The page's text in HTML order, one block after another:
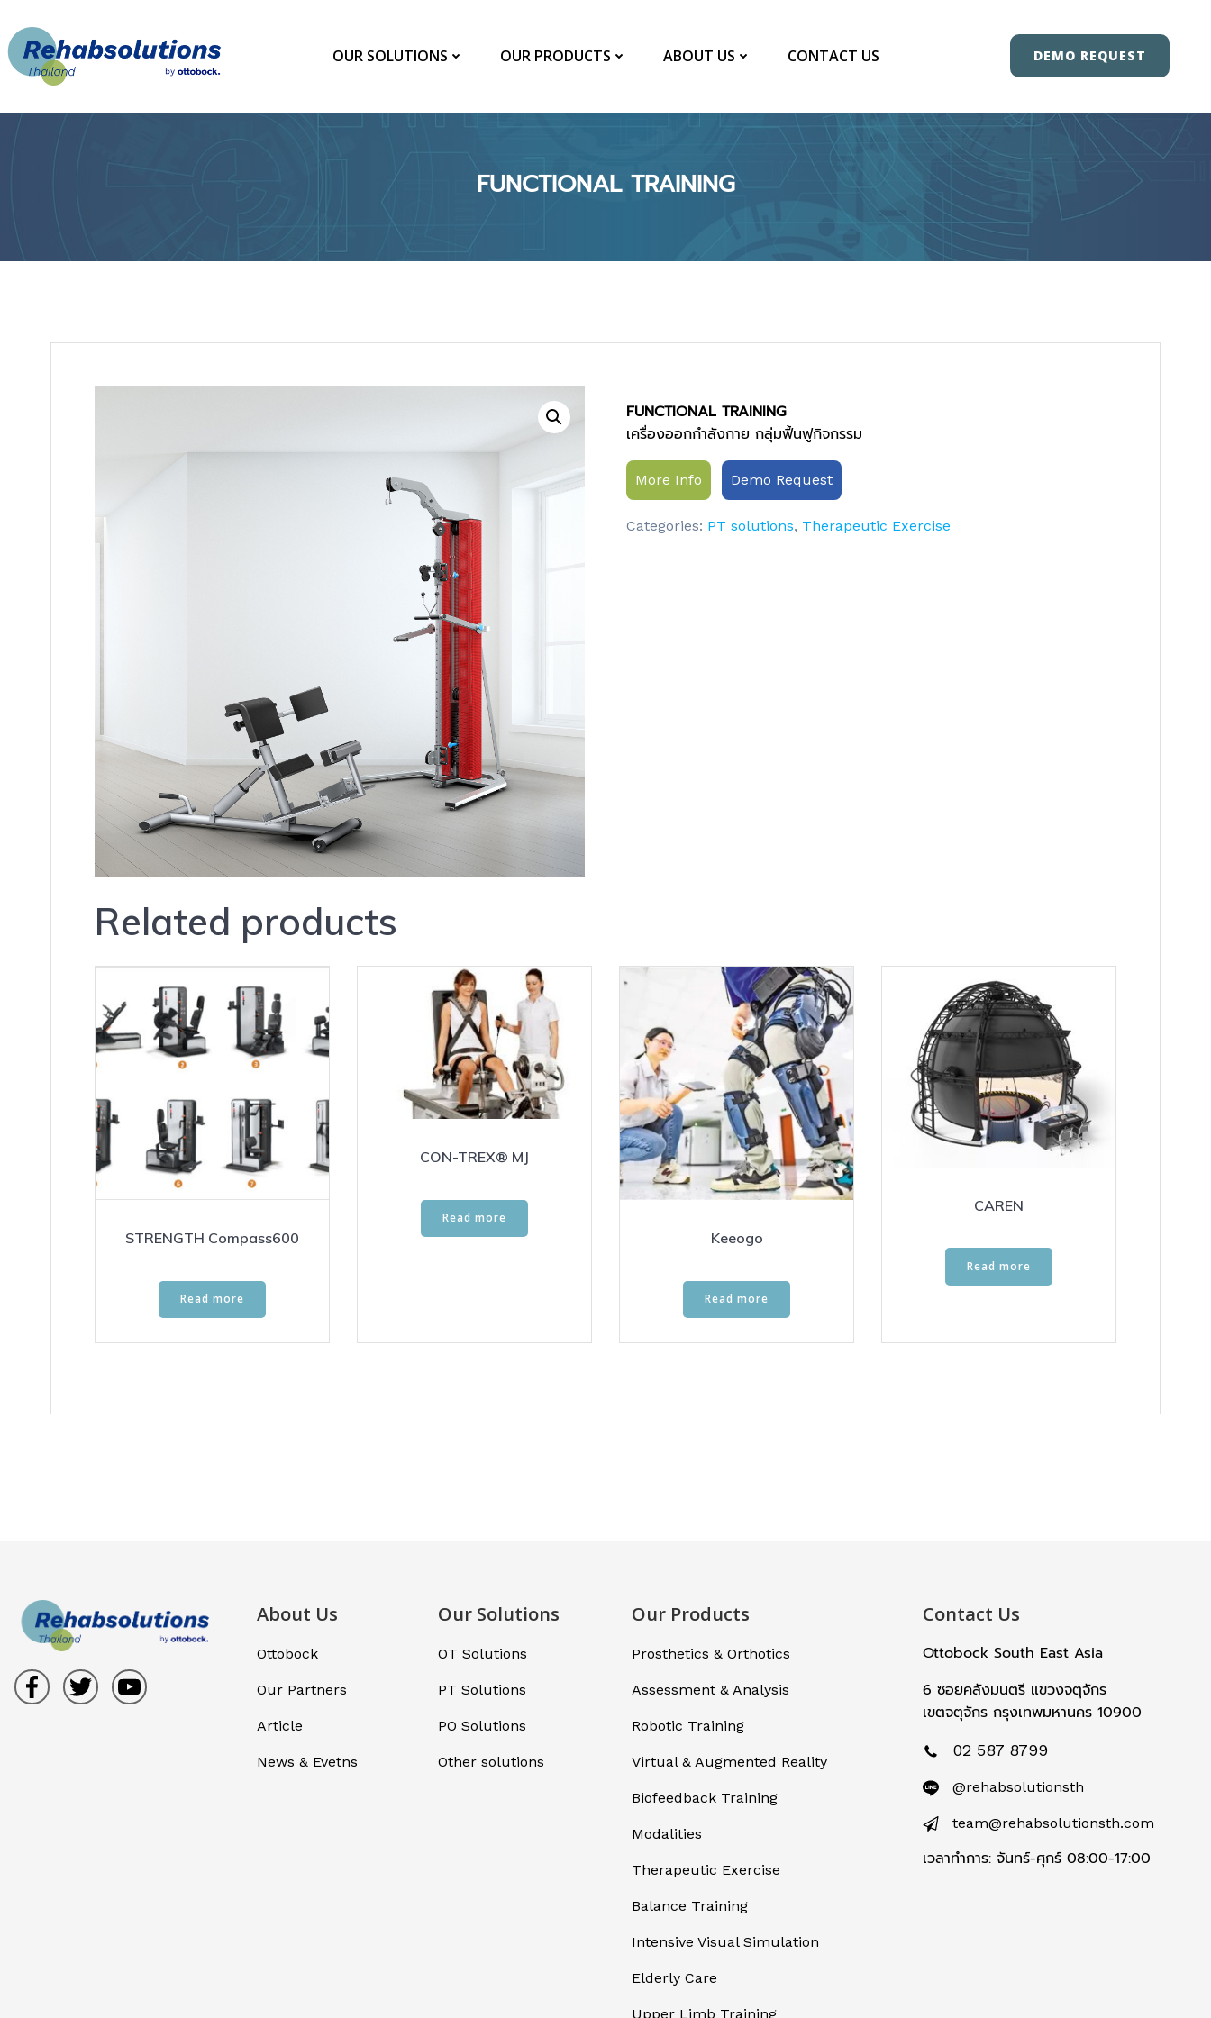
content
OUR SOLUTIONS OUR PRODUCTS ABOUT US CONTACT US DEMO REQUEST
FUNCTIONAL TRAINING
FUNCTIONAL TRAINING
เครื่องออกกำลังกาย กลุ่มฟื้นฟูกิจกรรม
More Info Demo Request
Categories: PT solutions, Therapeutic Exercise
Related products
STRENGTH Compass600
Read more
CON-TREX® MJ
Read more
Keeogo
Read more
CAREN
Read more
About Us
Ottobock
Our Partners
Article
News & Evetns
Our Solutions
OT Solutions
PT Solutions
PO Solutions
Other solutions
Our Products
Prosthetics & Orthotics
Assessment & Analysis
Robotic Training
Virtual & Augmented Reality
Biofeedback Training
Modalities
Therapeutic Exercise
Balance Training
Intensive Visual Simulation
Elderly Care
Upper Limb Training
Contact Us
Ottobock South East Asia
6 ซอยคลังมนตรี แขวงจตุจักร
เขตจตุจักร กรุงเทพมหานคร 10900
02 587 8799
@rehabsolutionsth
team@rehabsolutionsth.com
เวลาทำการ: จันทร์-ศุกร์ 08:00-17:00